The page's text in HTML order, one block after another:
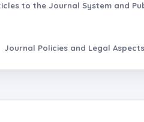
to the Journal System and
Journal Policies and Legal Aspects